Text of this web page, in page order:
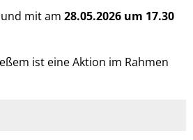
mit am 28.05.2026 um 17.30
ist eine Aktion im Rahmen